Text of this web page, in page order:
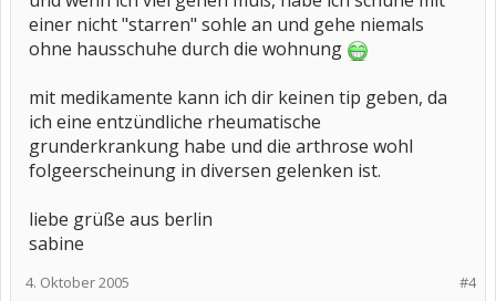
einer nicht "starren" sohle an und gehe niemals
ohne hausschuhe durch die wohnung
mit medikamente kann ich dir keinen tip geben, da
ich eine entzündliche rheumatische
grunderkrankung habe und die arthrose wohl
folgeerscheinung in diversen gelenken ist.
liebe grüße aus berlin
sabine
#4
4. Oktober 2005